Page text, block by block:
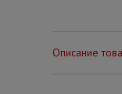
Описание